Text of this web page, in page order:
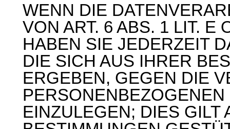
WENN DIE
VON ART. 6 ABS. 1 LIT. E
HABEN SIE JEDERZEIT
DIE SICH AUS IHRER
ERGEBEN, GEGEN DIE
EINZULEGEN; DIES GILT